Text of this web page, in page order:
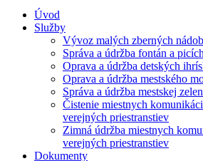
Úvod
Služby
Vývoz malých zberných nádob
Správa a údržba fontán a
Oprava a údržba detských
Oprava a údržba mestského
Správa a údržba mestskej
Čistenie miestnych
verejných priestranstiev
Zimná údržba miestnych
verejných priestranstiev
Dokumenty